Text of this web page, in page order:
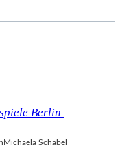
Berlin
Michaela Schabel